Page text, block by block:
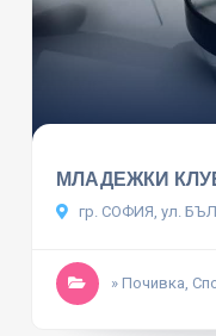
МЛАДЕЖКИ
гр. СОФИЯ, ул.
» Почивка,